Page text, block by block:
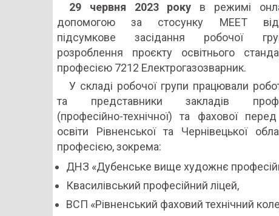
29 червня 2023 року в режимі
допомогою за стосунку МЕЕТ
підсумкове засідання робочої
розроблення проєкту освітнього
професією 7212 Електрогазозварник.
У складі робочої групи працювали
та представники закладів
(професійно-технічної) та фахової
освіти Рівненської та Чернівецької
професією, зокрема:
ДНЗ «Дубенське вище художнє
Квасилівський професійний ліцей,
ВСП «Рівненський фаховий технічний